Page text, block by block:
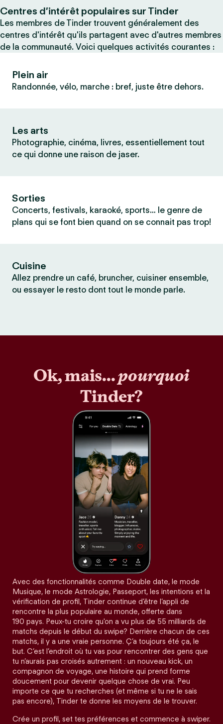
Centres d’intérêt populaires sur Tinder
Les membres de Tinder trouvent généralement des
centres d'intérêt qu'ils partagent avec d'autres membres
de la communauté. Voici quelques activités courantes :
Plein air
Randonnée, vélo, marche : bref, juste être dehors.
Les arts
Photographie, cinéma, livres, essentiellement tout
ce qui donne une raison de jaser.
Sorties
Concerts, festivals, karaoké, sports… le genre de
plans qui se font bien quand on se connait pas trop!
Cuisine
Allez prendre un café, bruncher, cuisiner ensemble,
ou essayer le resto dont tout le monde parle.
Ok, mais...pourquoi
Tinder?
Avec des fonctionnalités comme Double date, le mode
Musique, le mode Astrologie, Passeport, les intentions et la
vérification de profil, Tinder continue d’être l’appli de
rencontre la plus populaire au monde, offerte dans
190 pays. Peux-tu croire qu'on a vu plus de 55 milliards de
matchs depuis le début du swipe? Derrière chacun de ces
matchs, il y a une vraie personne. Ç’a toujours été ça, le
but. C’est l’endroit où tu vas pour rencontrer des gens que
tu n’aurais pas croisés autrement : un nouveau kick, un
compagnon de voyage, une histoire qui prend forme
doucement pour devenir quelque chose de vrai. Peu
importe ce que tu recherches (et même si tu ne le sais
pas encore), Tinder te donne les moyens de le trouver.
Crée un profil, set tes préférences et commence à swiper.